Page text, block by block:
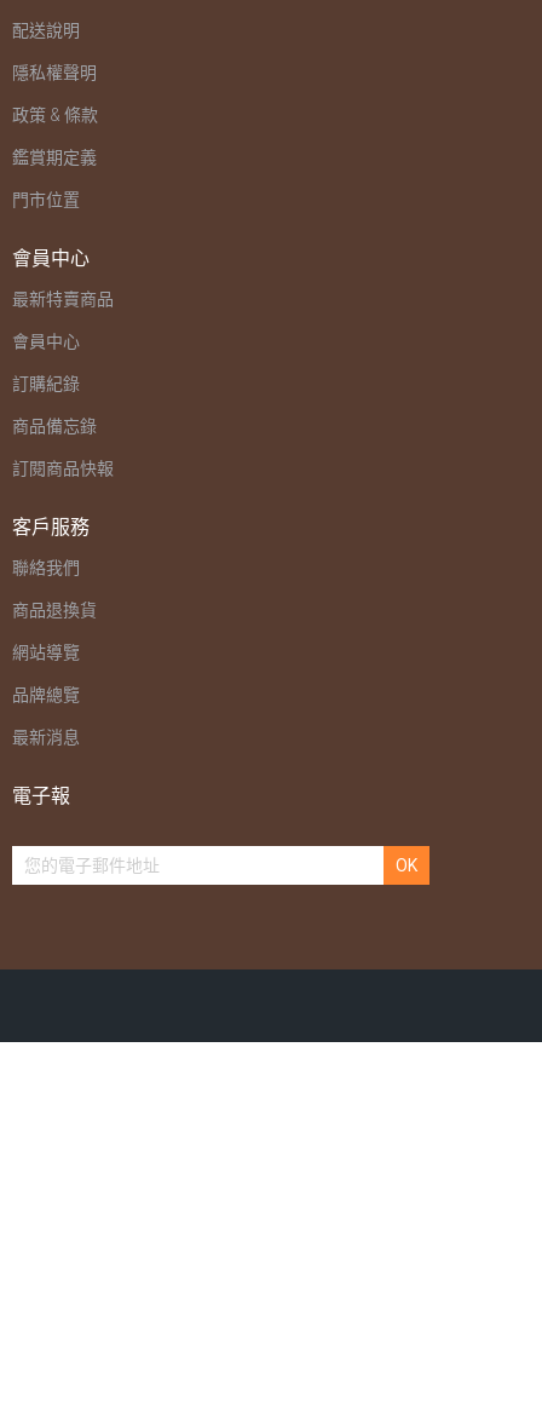
配送說明
隱私權聲明
政策 & 條款
鑑賞期定義
門市位置
會員中心
最新特賣商品
會員中心
訂購紀錄
商品備忘錄
訂閱商品快報
客戶服務
聯絡我們
商品退換貨
網站導覽
品牌總覽
最新消息
電子報